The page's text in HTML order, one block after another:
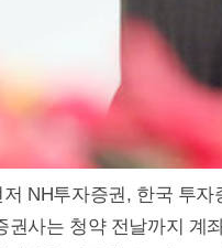
NH투자증권, 한국 투자
사는 청약 전날까지 계